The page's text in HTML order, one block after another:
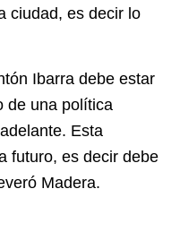
ciudad, es decir lo
Ibarra debe estar
de una política
Esta
futuro, es decir debe
Madera.